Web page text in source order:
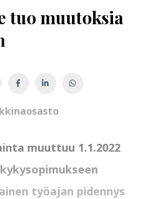
tuo muutoksia
muuttuu 1.1.2022
työajan pidennys